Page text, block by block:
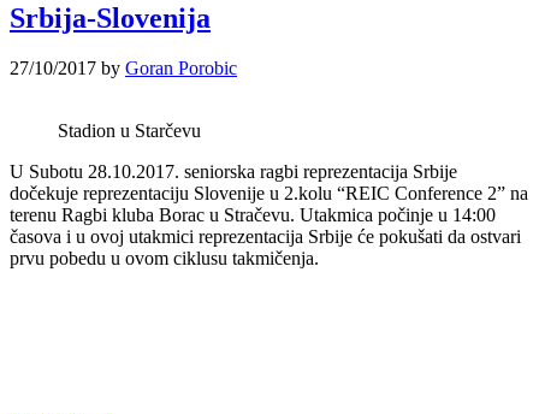
Srbija-Slovenija
27/10/2017 by Goran Porobic
Stadion u Starčevu
U Subotu 28.10.2017. seniorska ragbi reprezentacija Srbije
dočekuje reprezentaciju Slovenije u 2.kolu “REIC Conference 2” na
terenu Ragbi kluba Borac u Stračevu. Utakmica počinje u 14:00
časova i u ovoj utakmici reprezentacija Srbije će pokušati da ostvari
prvu pobedu u ovom ciklusu takmičenja.